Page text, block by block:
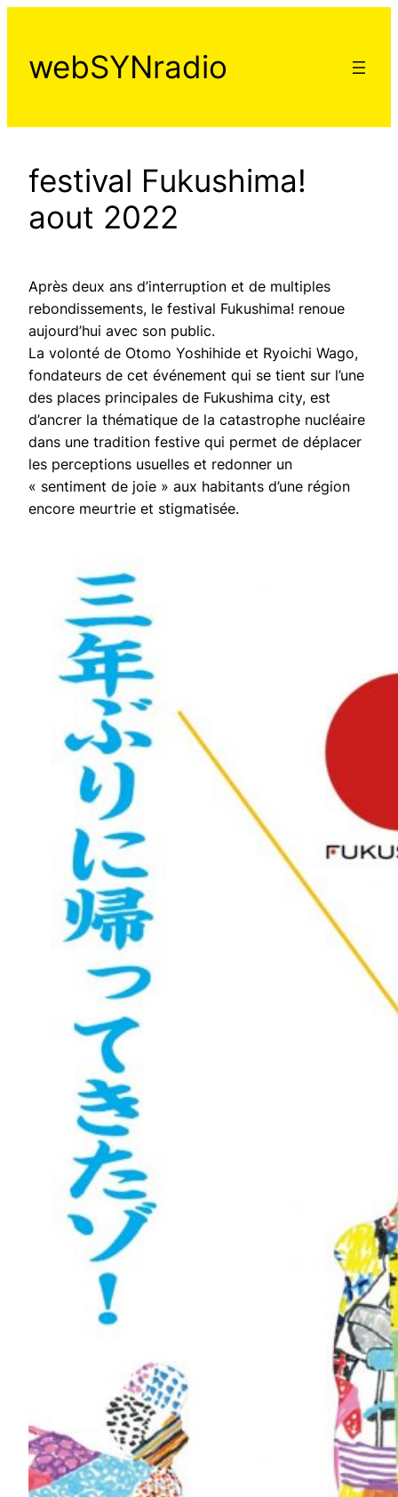
contenu
webSYNradio
festival Fukushima!
aout 2022
Après deux ans d’interruption et de multiples
rebondissements, le festival Fukushima! renoue
aujourd’hui avec son public.
La volonté de Otomo Yoshihide et Ryoichi Wago,
fondateurs de cet événement qui se tient sur l’une
des places principales de Fukushima city, est
d’ancrer la thématique de la catastrophe nucléaire
dans une tradition festive qui permet de déplacer
les perceptions usuelles et redonner un
« sentiment de joie » aux habitants d’une région
encore meurtrie et stigmatisée.